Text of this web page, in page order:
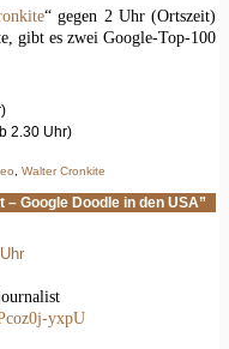
“ gegen 2 Uhr (Ortszeit)
gibt es zwei Google-Top-100
2.30 Uhr)
, Walter Cronkite
Google Doodle in den USA”
yxpU